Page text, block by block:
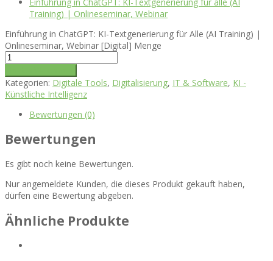
Training) | Onlineseminar, Webinar
Einführung in ChatGPT: KI-Textgenerierung für Alle (AI Training) |
Onlineseminar, Webinar [Digital] Menge
Kategorien: Digitale Tools, Digitalisierung, IT & Software, KI -
Künstliche Intelligenz
Bewertungen (0)
Bewertungen
Es gibt noch keine Bewertungen.
Nur angemeldete Kunden, die dieses Produkt gekauft haben,
dürfen eine Bewertung abgeben.
Ähnliche Produkte